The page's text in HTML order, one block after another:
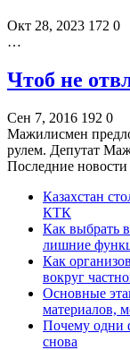
Окт 28, 2023 172 0
…
Чтоб не
Сен 7, 2016 192 0
Мажилисмен
рулем. Депутат
Последние новости
Казахстан
КТК
Как выбрать
лишние
Как
вокруг
Основные
материалов,
Почему одни
снова